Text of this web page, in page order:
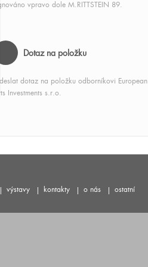
vpravo dole M.RITTSTEIN 89.
Dotaz na položku
dotaz na položku odborníkovi European
Investments s.r.o.
výstavy kontakty o nás ostatní